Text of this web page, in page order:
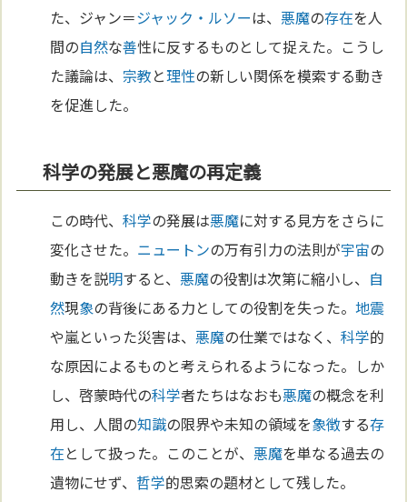
た、ジャン＝ジャック・ルソーは、悪魔の存在を人
間の自然な善性に反するものとして捉えた。こうし
た議論は、 宗教と理性の新しい関係を模索する動き
を促進した。
科学の発展と悪魔の再定義
この時代、科学の発展は悪魔に対する見方をさらに
変化させた。 ニュートンの万有引力の法則が宇宙の
動きを説明すると、悪魔の役割は次第に縮小し、 自
然現象の背後にある力としての役割を失った。地震
や嵐といった災害は、悪魔の仕業ではなく、科学的
な原因によるものと考えられるようになった。しか
し、啓蒙時代の科学者たちはなおも悪魔の概念を利
用し、人間の知識の限界や未知の領域を象徴する存
在として扱った。このことが、悪魔を単なる過去の
遺物にせず、 哲学的思索の題材として残した。